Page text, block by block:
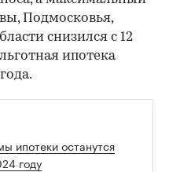
Подмосковья,
снизился с 12
ипотека
ипотеки останутся
году